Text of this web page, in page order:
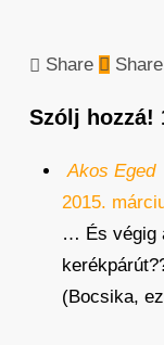
Share Share
Szólj hozzá!
Akos Eged
2015.
… És végig
(Bocsika,